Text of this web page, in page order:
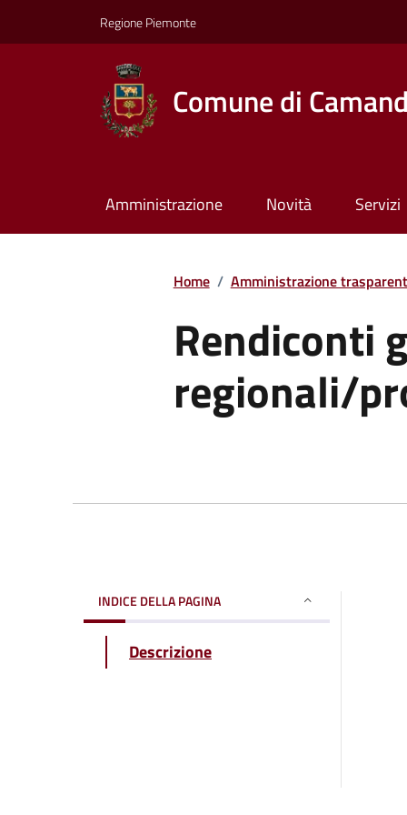
Regione Piemonte
Comune di
Amministrazione Novità Servizi
Home / Amministrazione
Rendiconti
regionali/
INDICE DELLA PAGINA
Descrizione